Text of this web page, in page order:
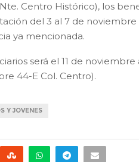
Centro Histórico), los
del 3 al 7 de noviembre
ya mencionada.
será el 11 de noviembre
44-E Col. Centro).
Y JOVENES